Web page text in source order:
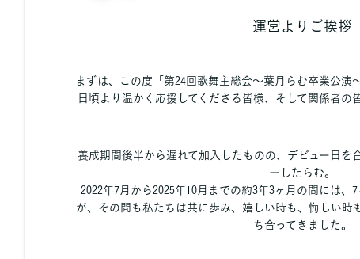
運営よりご挨拶
まずは、この度「第24回歌舞主総会〜葉月らむ卒業公演
日頃より温かく応援してくださる皆様、そして関係者の
養成期間後半から遅れて加入したものの、デビュー日を
ーしたらむ。
2022年7月から2025年10月までの約3年3ヶ月の間には、
が、その間も私たちは共に歩み、嬉しい時も、悔しい時
ち合ってきました。